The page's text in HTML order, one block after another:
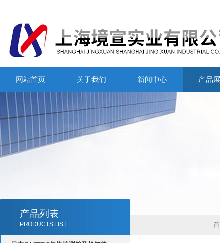
网站首页 关于我们 新闻中心 产品
产品列表
PRODUCTS LIST